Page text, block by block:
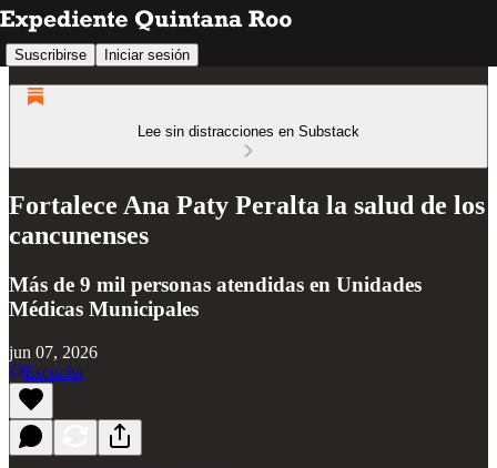
Suscribirse Iniciar sesión
Lee sin distracciones en Substack
Fortalece Ana Paty Peralta la salud de los
cancunenses
Más de 9 mil personas atendidas en Unidades
Médicas Municipales
jun 07, 2026
Escucha